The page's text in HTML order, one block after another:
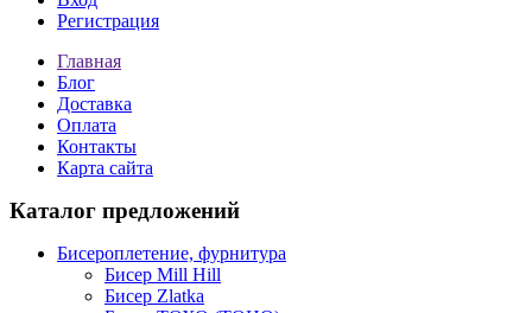
Регистрация
Главная
Блог
Доставка
Оплата
Контакты
Карта сайта
Каталог предложений
Бисероплетение, фурнитура
Бисер Mill Hill
Бисер Zlatka